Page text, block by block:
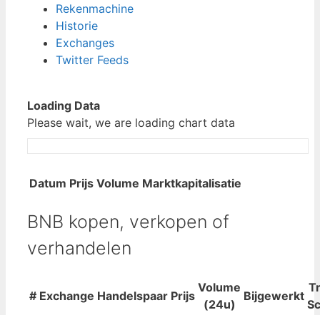
Rekenmachine
Historie
Exchanges
Twitter Feeds
Loading Data
Please wait, we are loading chart data
Datum Prijs Volume Marktkapitalisatie
BNB kopen, verkopen of
verhandelen
# Exchange Handelspaar Prijs
Volume
(24u)
Bijgewerkt